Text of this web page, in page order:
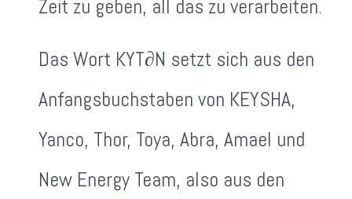
Zeit zu geben, all das zu verarbeiten.
Das Wort KYT∂N setzt sich aus den
Anfangsbuchstaben von KEYSHA,
Yanco, Thor, Toya, Abra, Amael und
New Energy Team, also aus den